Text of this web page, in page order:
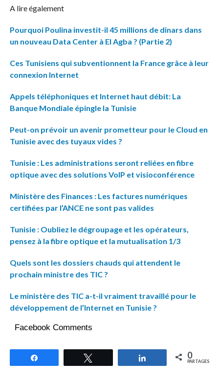
A lire également
Pourquoi Poulina investit-il 45 millions de dinars dans
un nouveau Data Center à El Agba ? (Partie 2)
Ces Tunisiens qui subventionnent la France grâce à leur
connexion Internet
Appels téléphoniques et Internet haut débit: La
Banque Mondiale épingle la Tunisie
Peut-on prévoir un avenir prometteur pour le Cloud en
Tunisie avec des tuyaux vides ?
Tunisie : Les administrations seront reliées en fibre
optique avec des solutions VoIP et visioconférence
Ministère des Finances : Les factures numériques
certifiées par l’ANCE ne sont pas valides
Tunisie : Oubliez le dégroupage et les opérateurs,
pensez à la fibre optique et la mutualisation 1/3
Quels sont les dossiers chauds qui attendent le
prochain ministre des TIC ?
Le ministère des TIC a-t-il vraiment travaillé pour le
développement de l’Internet en Tunisie ?
Facebook Comments
Partagez 0
PARTAGES